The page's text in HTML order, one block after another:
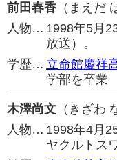
前田春香 （まえだ
人物… 1998年5月
放送）。
学歴… 立命館慶祥
学部を卒業
木澤尚文 （きざわ
人物… 1998年4月
ヤクルトス